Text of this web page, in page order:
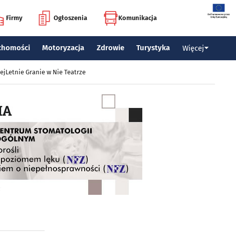
Firmy Ogłoszenia Komunikacja
Motoryzacja Zdrowie Turystyka Więcej
Letnie Granie w Nie Teatrze